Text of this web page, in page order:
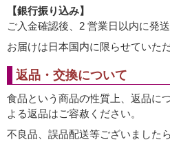
【銀行振り込み】
ご入金確認後、2 営業日以内に発送
お届けは日本国内に限らせていた
返品・交換について
食品という商品の性質上、返品に
よる返品はご容赦ください。
不良品、誤品配送等ございました